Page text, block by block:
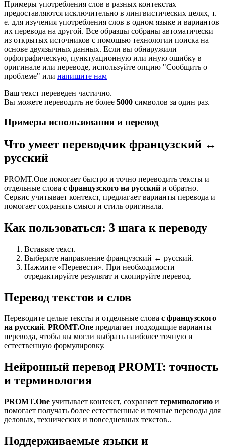
Примеры употребления слов в разных контекстах
предоставляются исключительно в лингвистических целях, т.
е. для изучения употребления слов в одном языке и вариантов
их перевода на другой. Все образцы собраны автоматически
из открытых источников с помощью технологии поиска на
основе двуязычных данных. Если вы обнаружили
орфографическую, пунктуационную или иную ошибку в
оригинале или переводе, используйте опцию "Сообщить о
проблеме" или напишите нам
Ваш текст переведен частично.
Вы можете переводить не более 5000 символов за один раз.
Примеры использования и перевод
Что умеет переводчик французский ↔
русский
PROMT.One помогает быстро и точно переводить тексты и
отдельные слова с французского на русский и обратно.
Сервис учитывает контекст, предлагает варианты перевода и
помогает сохранять смысл и стиль оригинала.
Как пользоваться: 3 шага к переводу
Вставьте текст.
Выберите направление французский ↔ русский.
Нажмите «Перевести». При необходимости
отредактируйте результат и скопируйте перевод.
Перевод текстов и слов
Переводите целые тексты и отдельные слова с французского
на русский. PROMT.One предлагает подходящие варианты
перевода, чтобы вы могли выбрать наиболее точную и
естественную формулировку.
Нейронный перевод PROMT: точность
и терминология
PROMT.One учитывает контекст, сохраняет терминологию и
помогает получать более естественные и точные переводы для
деловых, технических и повседневных текстов..
Поддерживаемые языки и